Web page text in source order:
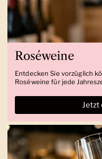
Roséweine
Entdecken Sie vorzüglich
Roséweine für jede
Jetzt